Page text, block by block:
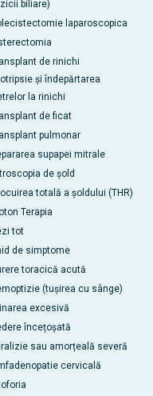
biliare)
laparoscopica
de rinichi
și îndepărtarea
la rinichi
de ficat
pulmonar
supapei mitrale
de șold
totală a șoldului (THR)
Terapia
tot
de simptome
toracică acută
(tușirea cu sânge)
excesivă
încețoșată
sau amorțeală severă
cervicală